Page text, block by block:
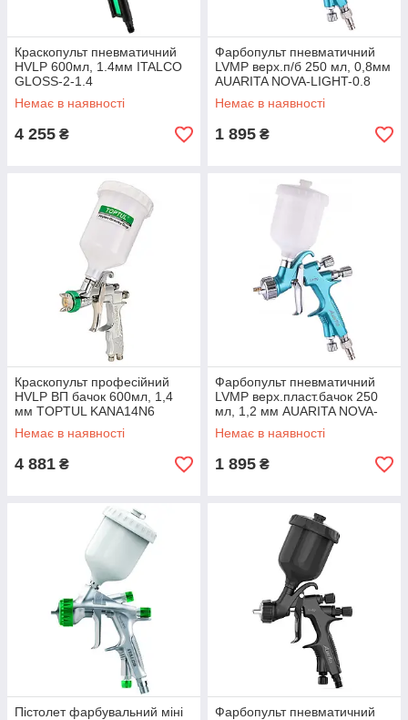
Краскопульт пневматичний
HVLP 600мл, 1.4мм ITALCO
GLOSS-2-1.4
Немає в наявності
4 255 ₴
Фарбопульт пневматичний
LVMP верх.п/б 250 мл, 0,8мм
AUARITA NOVA-LIGHT-0.8
Немає в наявності
1 895 ₴
Краскопульт професійний
HVLP ВП бачок 600мл, 1,4
мм TOPTUL KANA14N6
Немає в наявності
4 881 ₴
Фарбопульт пневматичний
LVMP верх.пласт.бачок 250
мл, 1,2 мм AUARITA NOVA-
LIGHT-1.2
Немає в наявності
1 895 ₴
Пістолет фарбувальний міні
Фарбопульт пневматичний